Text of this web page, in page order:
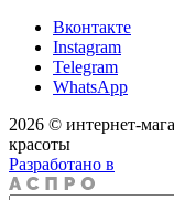
Вконтакте
Instagram
Telegram
WhatsApp
2026 © интернет-
красоты
Разработано в